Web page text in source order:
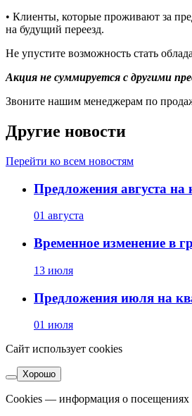
• Клиенты, которые проживают за
на будущий переезд.
Не упустите возможность стать
Акция не суммируется с другими
Звоните нашим менеджерам по
Другие новости
Перейти ко всем новостям
Предложения августа
01 августа
Временное изменение в
13 июля
Предложения июля на
01 июля
Сайт использует cookies
Хорошо
Cookies — информация о посещениях